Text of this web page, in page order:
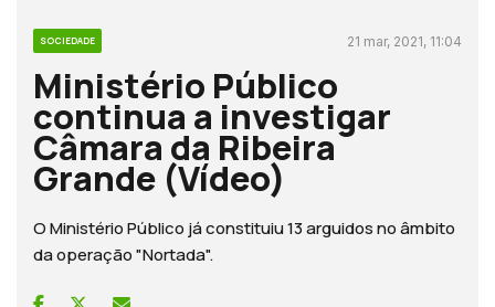
SOCIEDADE 21 mar, 2021, 11:04
Ministério Público
continua a investigar
Câmara da Ribeira
Grande (Vídeo)
O Ministério Público já constituiu 13 arguidos no âmbito
da operação "Nortada".